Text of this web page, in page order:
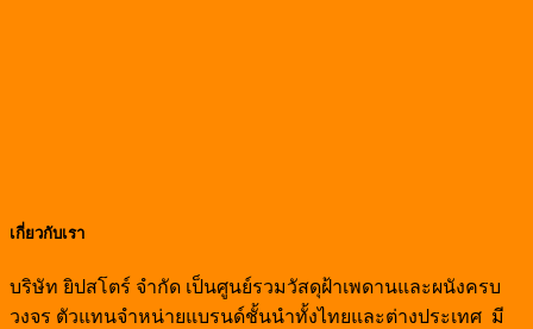
เกี่ยวกับเรา
บริษัท ยิปสโตร์ จำกัด เป็นศูนย์รวมวัสดุฝ้าเพดานและผนังครบ
วงจร ตัวแทนจำหน่ายแบรนด์ชั้นนำทั้งไทยและต่างประเทศ มี